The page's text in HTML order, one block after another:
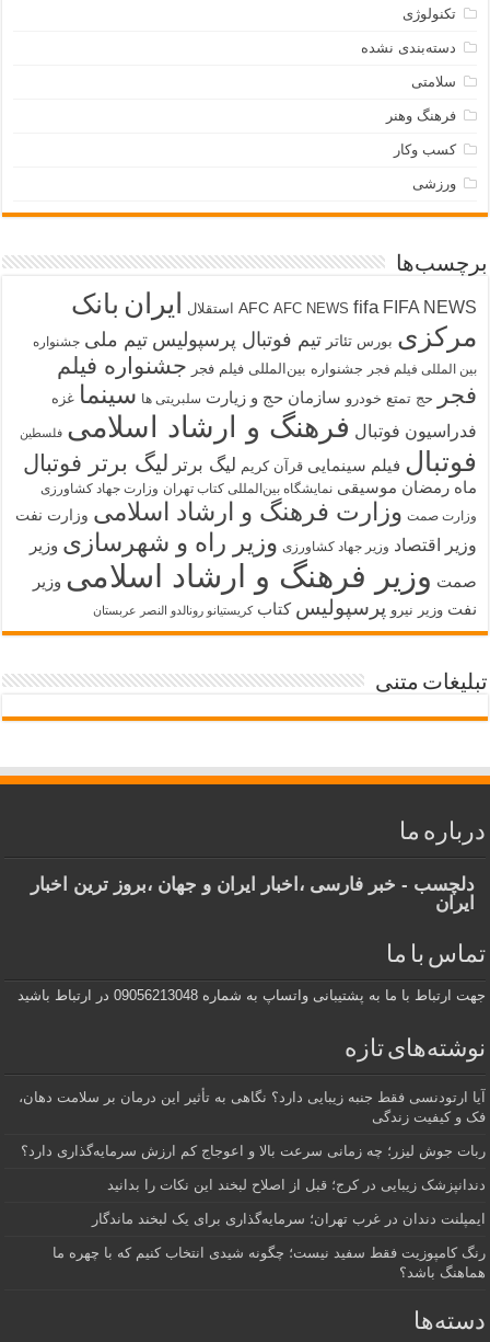
تکنولوژی
دسته‌بندی نشده
سلامتی
فرهنگ وهنر
کسب وکار
ورزشی
برچسب‌ها
AFC AFC NEWS fifa FIFA NEWS استقلال ایران بانک
مرکزی بورس تئاتر تیم فوتبال پرسپولیس تیم ملی جشنواره
بین المللی فیلم فجر
جشنواره بین‌المللی فیلم فجر جشنواره فیلم
فجر
حج تمتع خودرو سازمان حج و زیارت سلبریتی ها سینما غزه
فدراسیون فوتبال فرهنگ و ارشاد اسلامی فلسطین
فوتبال فیلم سینمایی قرآن کریم لیگ برتر لیگ برتر فوتبال
ماه رمضان موسیقی نمایشگاه بین‌المللی کتاب تهران وزارت جهاد کشاورزی
وزارت صمت وزارت فرهنگ و ارشاد اسلامی وزارت نفت
وزیر اقتصاد وزیر جهاد کشاورزی وزیر راه و شهرسازی وزیر
صمت وزیر فرهنگ و ارشاد اسلامی وزیر
نفت وزیر نیرو پرسپولیس کتاب کریستیانو رونالدو النصر عربستان
تبلیغات متنی
درباره ما
دلچسب - خبر فارسی ،اخبار ایران و جهان ،بروز ترین اخبار
ایران
تماس با ما
جهت ارتباط با ما به پشتیبانی واتساپ به شماره 09056213048 در ارتباط باشید
نوشته‌های تازه
آیا ارتودنسی فقط جنبه زیبایی دارد؟ نگاهی به تأثیر این درمان بر سلامت دهان،
فک و کیفیت زندگی
ربات جوش لیزر؛ چه زمانی سرعت بالا و اعوجاج کم ارزش سرمایه‌گذاری دارد؟
دندانپزشک زیبایی در کرج؛ قبل از اصلاح لبخند این نکات را بدانید
ایمپلنت دندان در غرب تهران؛ سرمایه‌گذاری برای یک لبخند ماندگار
رنگ کامپوزیت فقط سفید نیست؛ چگونه شیدی انتخاب کنیم که با چهره ما
هماهنگ باشد؟
دسته‌ها